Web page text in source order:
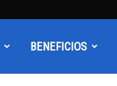
BENEFICIOS